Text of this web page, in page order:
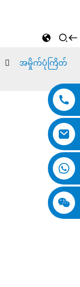
အမှိုက်ပုံကြိတ်